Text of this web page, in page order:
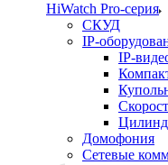
HiWatch Pro-серия
CКУД
IP-
IP-
Домофония
Сетевые